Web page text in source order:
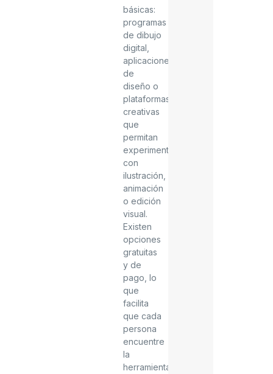
básicas:
programas
de dibujo
digital,
aplicaciones
de
diseño o
plataformas
creativas
que
permitan
experimentar
con
ilustración,
animación
o edición
visual.
Existen
opciones
gratuitas
y de
pago, lo
que
facilita
que cada
persona
encuentre
la
herramienta